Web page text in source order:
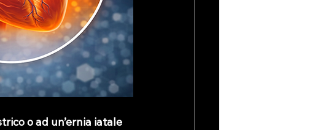
o ad un’ernia iatale